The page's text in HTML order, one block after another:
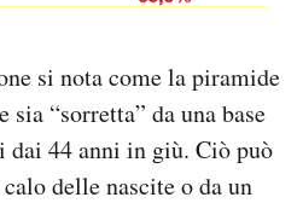
si nota come la piramide
“sorretta” da una base
dai 44 anni in giù. Ciò può
delle nascite o da un